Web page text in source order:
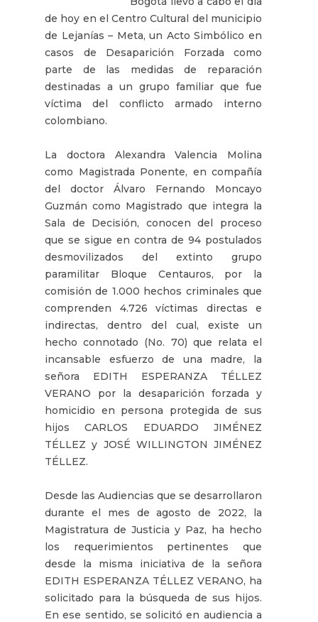
de hoy en el Centro Cultural del municipio
de Lejanías – Meta, un Acto Simbólico en
casos de Desaparición Forzada como
parte de las medidas de reparación
destinadas a un grupo familiar que fue
víctima del conflicto armado interno
colombiano.
La doctora Alexandra Valencia Molina
como Magistrada Ponente, en compañía
del doctor Álvaro Fernando Moncayo
Guzmán como Magistrado que integra la
Sala de Decisión, conocen del proceso
que se sigue en contra de 94 postulados
desmovilizados del extinto grupo
paramilitar Bloque Centauros, por la
comisión de 1.000 hechos criminales que
comprenden 4.726 víctimas directas e
indirectas, dentro del cual, existe un
hecho connotado (No. 70) que relata el
incansable esfuerzo de una madre, la
señora EDITH ESPERANZA TÉLLEZ
VERANO por la desaparición forzada y
homicidio en persona protegida de sus
hijos CARLOS EDUARDO JIMÉNEZ
TÉLLEZ y JOSÉ WILLINGTON JIMÉNEZ
TÉLLEZ.
Desde las Audiencias que se desarrollaron
durante el mes de agosto de 2022, la
Magistratura de Justicia y Paz, ha hecho
los requerimientos pertinentes que
desde la misma iniciativa de la señora
EDITH ESPERANZA TÉLLEZ VERANO, ha
solicitado para la búsqueda de sus hijos.
En ese sentido, se solicitó en audiencia a